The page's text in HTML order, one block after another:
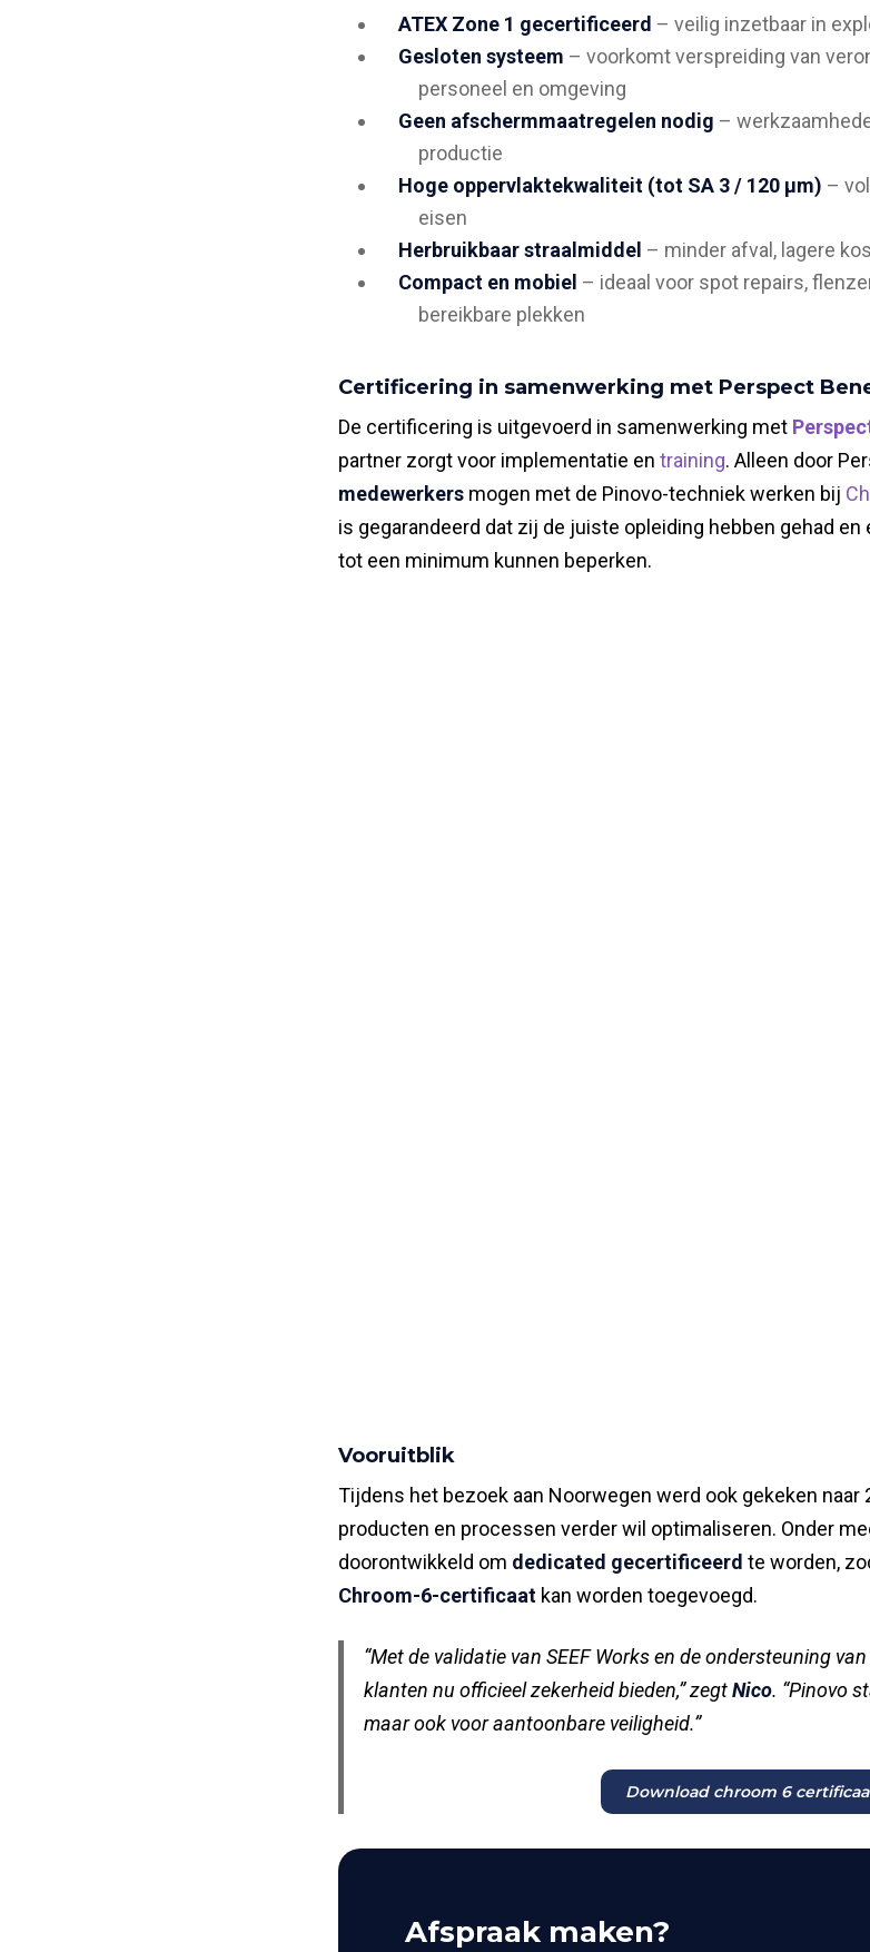
ATEX Zone 1 gecertificeerd – veilig inzetbaar in
Gesloten systeem – voorkomt verspreiding van
personeel en omgeving
Geen afschermmaatregelen nodig –
productie
Hoge oppervlaktekwaliteit (tot SA 3 / 120 µm) –
eisen
Herbruikbaar straalmiddel – minder afval, lagere
Compact en mobiel – ideaal voor spot repairs,
bereikbare plekken
Certificering in samenwerking met Perspect
De certificering is uitgevoerd in samenwerking met
partner zorgt voor implementatie en training. Alleen door
medewerkers mogen met de Pinovo-techniek werken bij
is gegarandeerd dat zij de juiste opleiding hebben gehad
tot een minimum kunnen beperken.
Vooruitblik
Tijdens het bezoek aan Noorwegen werd ook gekeken naar
producten en processen verder wil optimaliseren. Onder
doorontwikkeld om dedicated gecertificeerd te worden,
Chroom-6-certificaat kan worden toegevoegd.
“Met de validatie van SEEF Works en de ondersteuning
klanten nu officieel zekerheid bieden,” zegtNico. “Pinovo
maar ook voor aantoonbare veiligheid.”
Download chroom 6
Afspraak maken?